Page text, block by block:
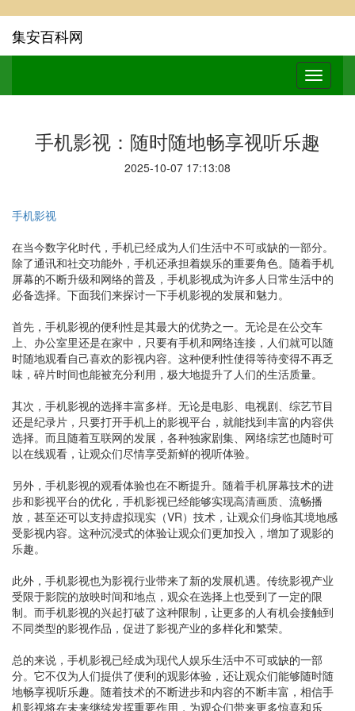
集安百科网
手机影视：随时随地畅享视听乐趣
2025-10-07 17:13:08
手机影视
在当今数字化时代，手机已经成为人们生活中不可或缺的一部分。
除了通讯和社交功能外，手机还承担着娱乐的重要角色。随着手机
屏幕的不断升级和网络的普及，手机影视成为许多人日常生活中的
必备选择。下面我们来探讨一下手机影视的发展和魅力。
首先，手机影视的便利性是其最大的优势之一。无论是在公交车
上、办公室里还是在家中，只要有手机和网络连接，人们就可以随
时随地观看自己喜欢的影视内容。这种便利性使得等待变得不再乏
味，碎片时间也能被充分利用，极大地提升了人们的生活质量。
其次，手机影视的选择丰富多样。无论是电影、电视剧、综艺节目
还是纪录片，只要打开手机上的影视平台，就能找到丰富的内容供
选择。而且随着互联网的发展，各种独家剧集、网络综艺也随时可
以在线观看，让观众们尽情享受新鲜的视听体验。
另外，手机影视的观看体验也在不断提升。随着手机屏幕技术的进
步和影视平台的优化，手机影视已经能够实现高清画质、流畅播
放，甚至还可以支持虚拟现实（VR）技术，让观众们身临其境地感
受影视内容。这种沉浸式的体验让观众们更加投入，增加了观影的
乐趣。
此外，手机影视也为影视行业带来了新的发展机遇。传统影视产业
受限于影院的放映时间和地点，观众在选择上也受到了一定的限
制。而手机影视的兴起打破了这种限制，让更多的人有机会接触到
不同类型的影视作品，促进了影视产业的多样化和繁荣。
总的来说，手机影视已经成为现代人娱乐生活中不可或缺的一部
分。它不仅为人们提供了便利的观影体验，还让观众们能够随时随
地畅享视听乐趣。随着技术的不断进步和内容的不断丰富，相信手
机影视将在未来继续发挥重要作用，为观众们带来更多惊喜和乐